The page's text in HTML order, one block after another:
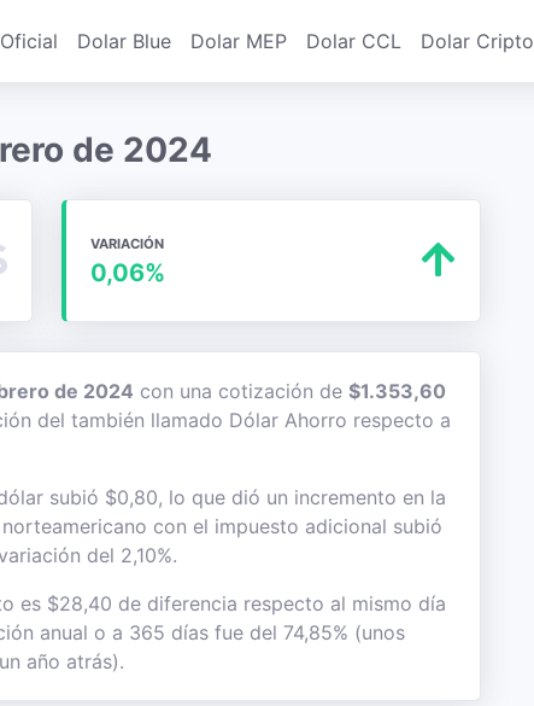
Dolar Blue Dolar MEP Dolar CCL Dolar Cripto
de 2024
VARIACIÓN
0,06%
de 2024 con una cotización de $1.353,60
del también llamado Dólar Ahorro respecto a
subió $0,80, lo que dió un incremento en la
con el impuesto adicional subió
del 2,10%.
es $28,40 de diferencia respecto al mismo día
anual o a 365 días fue del 74,85% (unos
año atrás).